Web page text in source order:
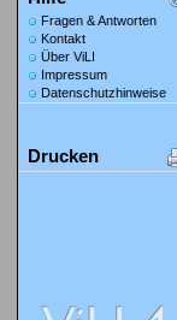
Fragen & Antworten
Kontakt
Über ViLI
Impressum
Datenschutzhinweise
Drucken